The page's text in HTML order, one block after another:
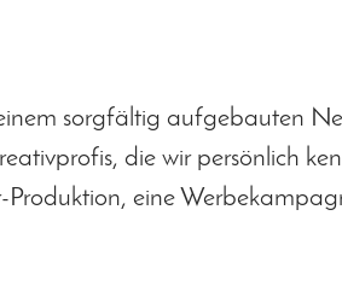
sorgfältig aufgebauten
die wir persönlich
eine